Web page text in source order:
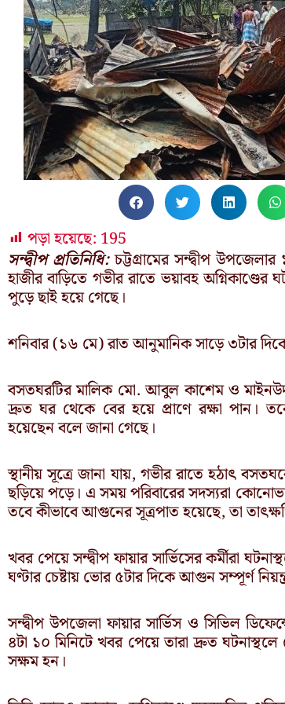
পড়া হয়েছে: 195
সন্দ্বীপ প্রতিনিধি:চট্টগ্রামের সন্দ্বীপ
হাজীর বাড়িতে গভীর রাতে ভয়াবহ
পুড়ে ছাই হয়ে গেছে।
শনিবার (১৬ মে) রাত আনুমানিক সাড়ে ৩টার
বসতঘরটির মালিক মো. আবুল কাশেম ও
দ্রুত ঘর থেকে বের হয়ে প্রাণে রক্ষা
হয়েছেন বলে জানা গেছে।
স্থানীয় সূত্রে জানা যায়, গভীর রাতে হঠাৎ
ছড়িয়ে পড়ে। এ সময় পরিবারের সদস্যরা
তবে কীভাবে আগুনের সূত্রপাত হয়েছে, তা
খবর পেয়ে সন্দ্বীপ ফায়ার সার্ভিসের কর্মীরা
ঘণ্টার চেষ্টায় ভোর ৫টার দিকে আগুন সম্পূর্ণ
সন্দ্বীপ উপজেলা ফায়ার সার্ভিস ও সিভিল
৪টা ১০ মিনিটে খবর পেয়ে তারা দ্রুত
সক্ষম হন।